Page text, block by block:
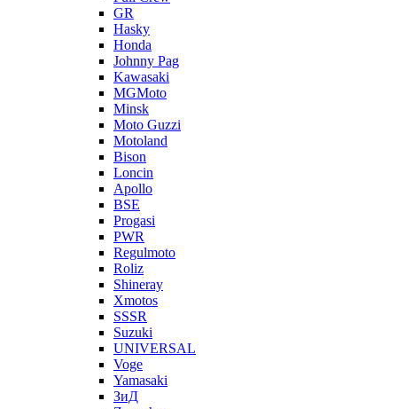
GR
Hasky
Honda
Johnny Pag
Kawasaki
MGMoto
Minsk
Moto Guzzi
Motoland
Bison
Loncin
Apollo
BSE
Progasi
PWR
Regulmoto
Roliz
Shineray
Xmotos
SSSR
Suzuki
UNIVERSAL
Voge
Yamasaki
ЗиД